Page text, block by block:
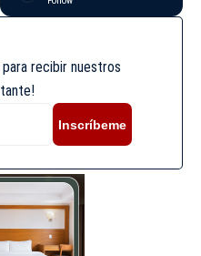
recibir nuestros
Inscríbeme